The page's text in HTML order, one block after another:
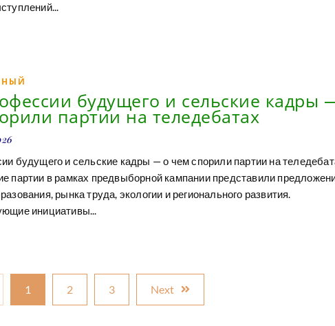
будущего и сельские кадры
партии на теледебатах
будущего и сельские кадры — о чем спорили партии на
партии в рамках предвыборной кампании представили
рынка труда, экологии и регионального развития.
инициативы...
1 2 3 Next